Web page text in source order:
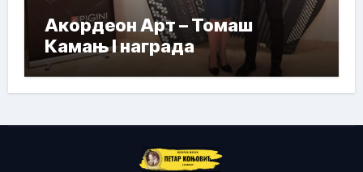
Акордеон Арт – Томаш
Камањ I награда